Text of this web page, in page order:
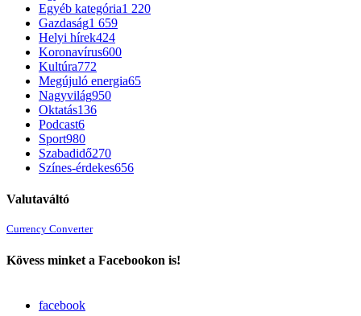
Egyéb kategória1 220
Gazdaság1 659
Helyi hírek424
Koronavírus600
Kultúra772
Megújuló energia65
Nagyvilág950
Oktatás136
Podcast6
Sport980
Szabadidő270
Színes-érdekes656
Valutaváltó
Currency Converter
Kövess minket a Facebookon is!
facebook